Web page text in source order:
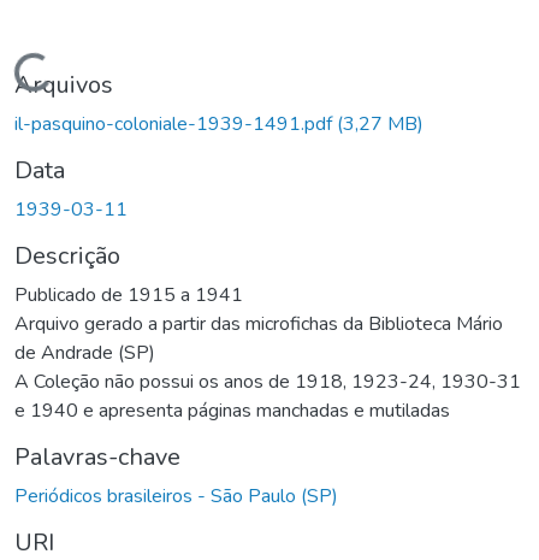
Carregando...
Arquivos
il-pasquino-coloniale-1939-1491.pdf(3,27 MB)
Data
1939-03-11
Descrição
Publicado de 1915 a 1941
Arquivo gerado a partir das microfichas da Biblioteca Mário
de Andrade (SP)
A Coleção não possui os anos de 1918, 1923-24, 1930-31
e 1940 e apresenta páginas manchadas e mutiladas
Palavras-chave
Periódicos brasileiros - São Paulo (SP)
URI